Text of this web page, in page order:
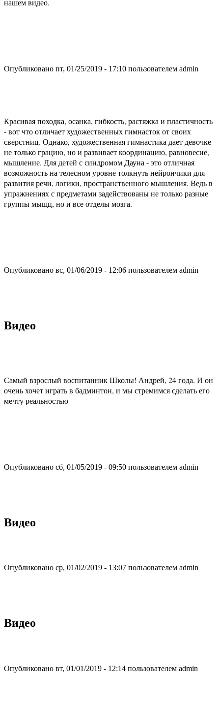
нашем видео.
Опубликовано пт, 01/25/2019 - 17:10 пользователем admin
Красивая походка, осанка, гибкость, растяжка и пластичность
- вот что отличает художественных гимнасток от своих
сверстниц. Однако, художественная гимнастика дает девочке
не только грацию, но и развивает координацию, равновесие,
мышление. Для детей с синдромом Дауна - это отличная
возможность на телесном уровне толкнуть нейрончики для
развития речи, логики, пространственного мышления. Ведь в
упражнениях с предметами задействованы не только разные
группы мыщц, но и все отделы мозга.
Опубликовано вс, 01/06/2019 - 12:06 пользователем admin
Видео
Самый взрослый воспитанник Школы! Андрей, 24 года. И он
очень хочет играть в бадминтон, и мы стремимся сделать его
мечту реальностью
Опубликовано сб, 01/05/2019 - 09:50 пользователем admin
Видео
Опубликовано ср, 01/02/2019 - 13:07 пользователем admin
Видео
Опубликовано вт, 01/01/2019 - 12:14 пользователем admin